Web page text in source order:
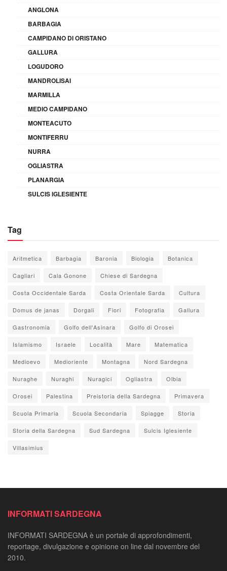
ANGLONA
BARBAGIA
CAMPIDANO DI ORISTANO
GALLURA
LOGUDORO
MANDROLISAI
MARMILLA
MEDIO CAMPIDANO
MONTEACUTO
MONTIFERRU
NURRA
OGLIASTRA
PLANARGIA
SULCIS IGLESIENTE
Tag
Aritmetica Barbagia Baronia Biologia Botanica
Cagliari Cala Gonone Chiese di Sardegna
Costa Occidentale Sarda Costa Orientale Sarda Cultura
Domus de janas Dorgali Fiori Fotografia Gallura
Gastronomia Golfo dell'Asinara Golfo di Orosei
Islamismo Israele Località Mare Matematica
Medioevo Medioriente Montagna Nord Sardegna
Nuraghe Nuraghi Nuragici Ogliastra Olbia
Orosei Palestina Preistoria della Sardegna Primavera
Scuola Primaria Scuola Secondaria Spiagge Storia
Storia della Sardegna Sud Sardegna Sulcis Iglesiente
Villasimius
INFORMATI SARDEGNA
INFORMATI SARDEGNA è un portale di approfondimenti,
reportage, divulgazione e opinione on line dal novembre del
2010.